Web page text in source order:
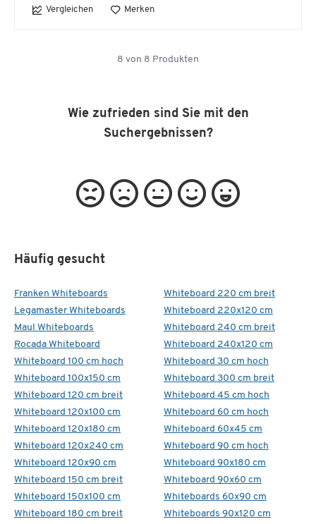
Vergleichen Merken
8 von 8 Produkten
Wie zufrieden sind Sie mit den
Suchergebnissen?
Häufig gesucht
Franken Whiteboards
Legamaster Whiteboards
Maul Whiteboards
Rocada Whiteboard
Whiteboard 100 cm hoch
Whiteboard 100x150 cm
Whiteboard 120 cm breit
Whiteboard 120x100 cm
Whiteboard 120x180 cm
Whiteboard 120x240 cm
Whiteboard 120x90 cm
Whiteboard 150 cm breit
Whiteboard 150x100 cm
Whiteboard 180 cm breit
Whiteboard 220 cm breit
Whiteboard 220x120 cm
Whiteboard 240 cm breit
Whiteboard 240x120 cm
Whiteboard 30 cm hoch
Whiteboard 300 cm breit
Whiteboard 45 cm hoch
Whiteboard 60 cm hoch
Whiteboard 60x45 cm
Whiteboard 90 cm hoch
Whiteboard 90x180 cm
Whiteboard 90x60 cm
Whiteboards 60x90 cm
Whiteboards 90x120 cm